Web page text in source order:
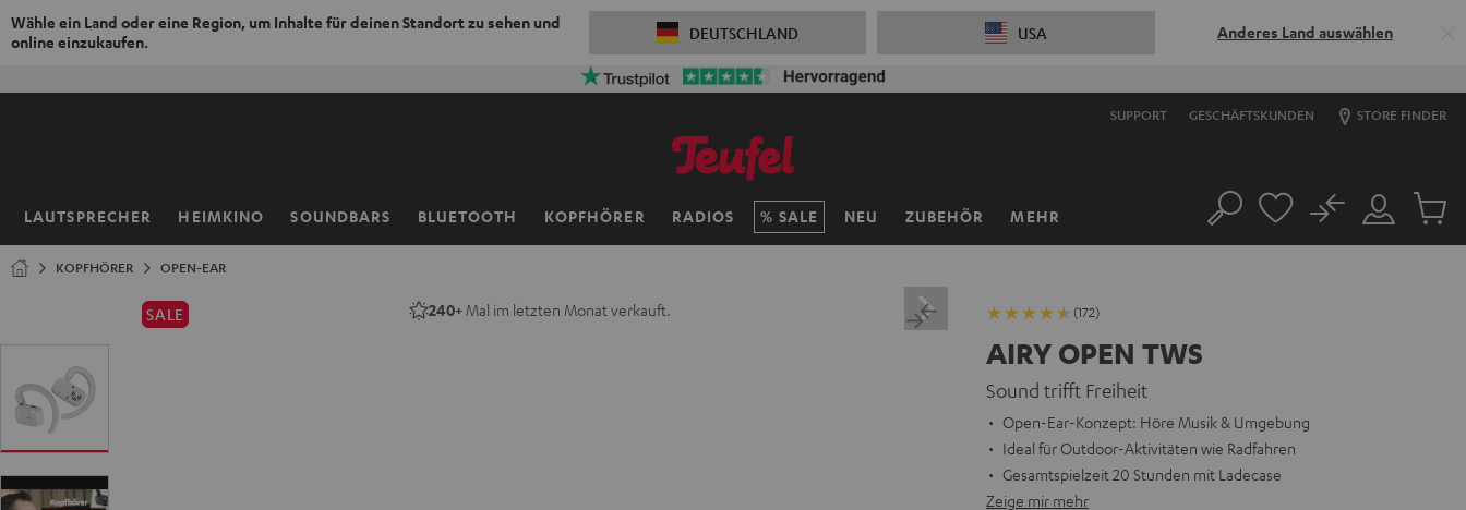
Wähle ein Land oder eine Region, um Inhalte für deinen Standort zu sehen und
online einzukaufen.
DEUTSCHLAND USA Anderes Land auswählen
SUPPORT GESCHÄFTSKUNDEN STORE FINDER
LAUTSPRECHER HEIMKINO SOUNDBARS BLUETOOTH KOPFHÖRER RADIOS SALE NEU ZUBEHÖR MEHR
Startseite Suche
Mein
Konto
No
Artikel
KOPFHÖRER OPEN-EAR
240+Mal im letzten Monat verkauft.
SALE (172)
AIRY OPEN TWS
Sound trifft Freiheit
Open-Ear-Konzept: Höre Musik & Umgebung
Ideal für Outdoor-Aktivitäten wie Radfahren
Gesamtspielzeit 20 Stunden mit Ladecase
Zeige mir mehr